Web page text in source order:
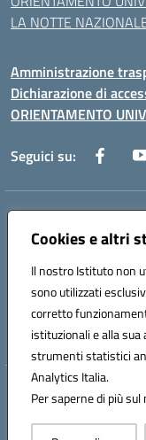
Cookies e altri
Il nostro Istituto non
sono utilizzati
corretto
istituzionali e alla
strumenti statistici
Analytics Italia.
Per saperne di più
LA NOTTE
Amministrazione
Dichiarazione di
ORIENTAMENTO
Seguici su:
Indirizzo:
Centralino:0882 331218
Codice fiscale:
Codice meccanografico:
Codice unico di
Hosting